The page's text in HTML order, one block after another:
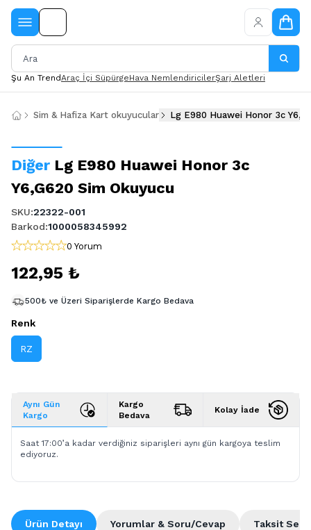
Şu An TrendAraç İçi SüpürgeHava NemlendiricilerŞarj Aletleri
Sim & Hafiza Kart okuyucular Lg E980 Huawei Honor 3c
Diğer Lg E980 Huawei Honor 3c
Y6,G620 Sim Okuyucu
SKU:22322-001
Barkod:1000058345992
0 Yorum
122,95 ₺
500₺ ve Üzeri Siparişlerde Kargo Bedava
Renk
RZ
Aynı Gün
Kargo
Kargo
Bedava
Kolay İade
Saat 17:00’a kadar verdiğiniz siparişleri aynı gün kargoya teslim
ediyoruz.
Ürün Detayı Taksit
Yorumlar & Soru/Cevap